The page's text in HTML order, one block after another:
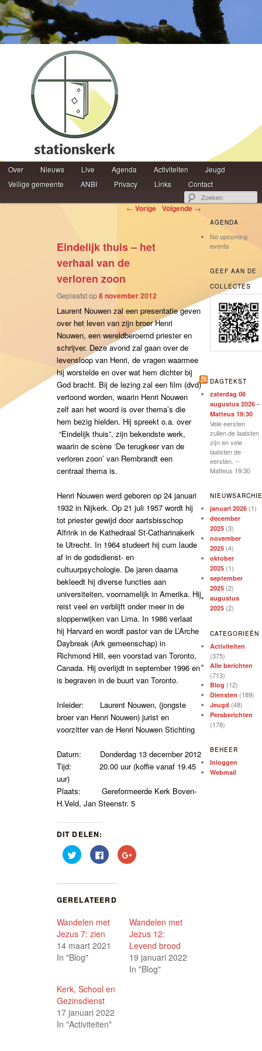
Hoofdmenu
Spring naar de primaire inhoud
Spring naar de secundaire inhoud
Over Nieuws Live Agenda Activiteiten
Jeugd
Veilige gemeente
ANBI Privacy Links Contact
Berichtnavigatie ← Vorige Volgende →
Eindelijk thuis – het
verhaal van de
verloren zoon
Geplaatst op8 november 2012
Laurent Nouwen zal een presentatie geven
over het leven van zijn broer Henri
Nouwen, een wereldberoemd priester en
schrijver. Deze avond zal gaan over de
levensloop van Henri, de vragen waarmee
hij worstelde en over wat hem dichter bij
God bracht. Bij de lezing zal een film (dvd)
vertoond worden, waarin Henri Nouwen
zelf aan het woord is over thema’s die
hem bezig hielden. Hij spreekt o.a. over
“Eindelijk thuis”, zijn bekendste werk,
waarin de scène ‘De terugkeer van de
verloren zoon’ van Rembrandt een
centraal thema is.
Henri Nouwen werd geboren op 24 januari
1932 in Nijkerk. Op 21 juli 1957 wordt hij
tot priester gewijd door aartsbisschop
Alfrink in de Kathedraal St-Catharinakerk
te Utrecht. In 1964 studeert hij cum laude
af in de godsdienst- en
cultuurpsychologie. De jaren daarna
bekleedt hij diverse functies aan
universiteiten, voornamelijk in Amerika. Hij
reist veel en verblijft onder meer in de
sloppenwijken van Lima. In 1986 verlaat
hij Harvard en wordt pastor van de L’Arche
Daybreak (Ark gemeenschap) in
Richmond Hill, een voorstad van Toronto,
Canada. Hij overlijdt in september 1996 en
is begraven in de buurt van Toronto.
Inleider: Laurent Nouwen, (jongste
broer van Henri Nouwen) jurist en
voorzitter van de Henri Nouwen Stichting
Datum: Donderdag 13 december 2012
Tijd: 20.00 uur (koffie vanaf 19.45
uur)
Plaats: Gereformeerde Kerk Boven-
H.Veld, Jan Steenstr. 5
DIT DELEN:
Klik
om
in
venster
geopend)
Klik
om
in
venster
geopend)
Klik
om
venster
geopend)
GERELATEERD
Wandelen met
Jezus 7: zien
14 maart 2021
In "Blog"
Wandelen met
Jezus 12:
Levend brood
19 januari 2022
In "Blog"
Kerk, School en
Gezinsdienst
17 januari 2022
In "Activiteiten"
AGENDA
No upcoming
events
GEEF AAN DE
COLLECTES
DAGTEKST
zaterdag 08
augustus 2026 -
Matteus 19:30
Vele eersten
zullen de laatsten
zijn en vele
laatsten de
eersten. --
Matteus 19:30
januari 2026 (1)
december
2025 (3)
november
2025 (4)
oktober
2025 (1)
september
2025 (2)
augustus
2025 (2)
CATEGORIEËN
Activiteiten
(375)
Alle berichten
(713)
Blog (12)
Diensten (189)
Jeugd (48)
Persberichten
(178)
BEHEER
Inloggen
Webmail